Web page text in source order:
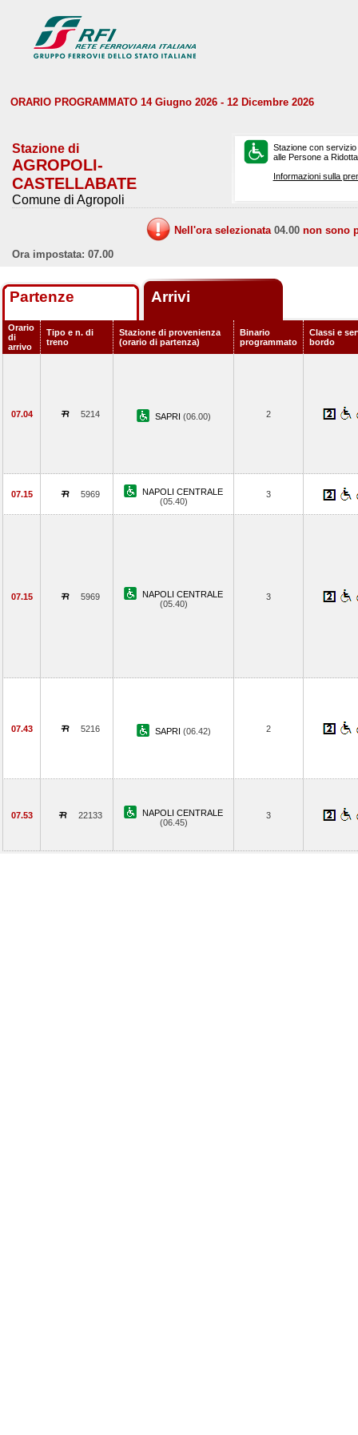
ORARIO PROGRAMMATO 14 Giugno 2026 - 12 Dicembre 2026
Stazione di
AGROPOLI-
CASTELLABATE
Comune di Agropoli
Stazione con
alle Persone a
Informazioni sulla
Nell'ora selezionata 04.00 non sono
Ora impostata: 07.00
Partenze Arrivi
Orario
di
arrivo
Tipo e n. di
treno
Stazione di provenienza
(orario di partenza)
Binario
programmato
Classi e
bordo
07.04 5214 SAPRI (06.00) 2
07.15 5969
NAPOLI CENTRALE
(05.40)
3
07.15 5969
NAPOLI CENTRALE
(05.40)
3
07.43 5216 SAPRI (06.42) 2
07.53 22133
NAPOLI CENTRALE
(06.45)
3